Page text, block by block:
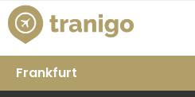
Frankfurt